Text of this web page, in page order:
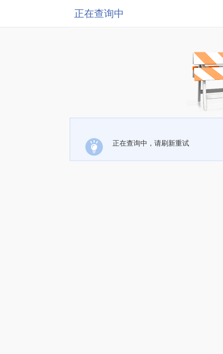
正在查询中
正在查询中，请刷新重试